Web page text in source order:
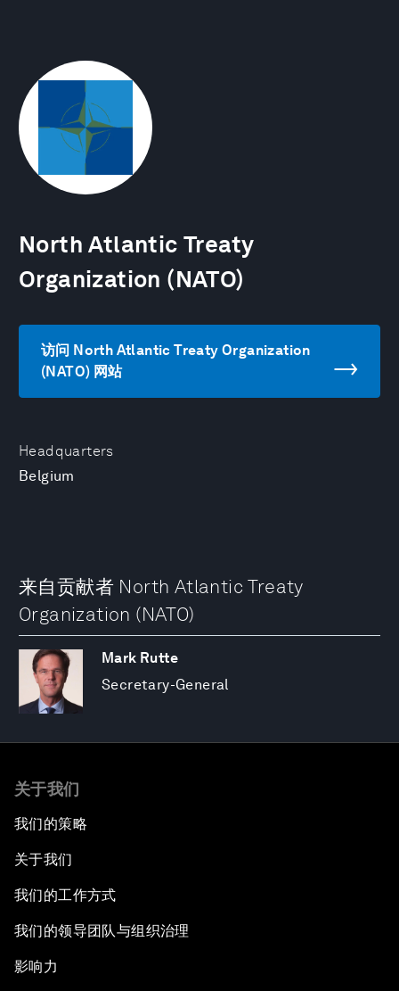
Headquarters
Belgium
North Atlantic Treaty
Organization (NATO)
访问 North Atlantic Treaty Organization
(NATO) 网站
来自贡献者 North Atlantic Treaty
Organization (NATO)
Mark Rutte
Secretary-General
关于我们
我们的策略
关于我们
我们的工作方式
我们的领导团队与组织治理
影响力